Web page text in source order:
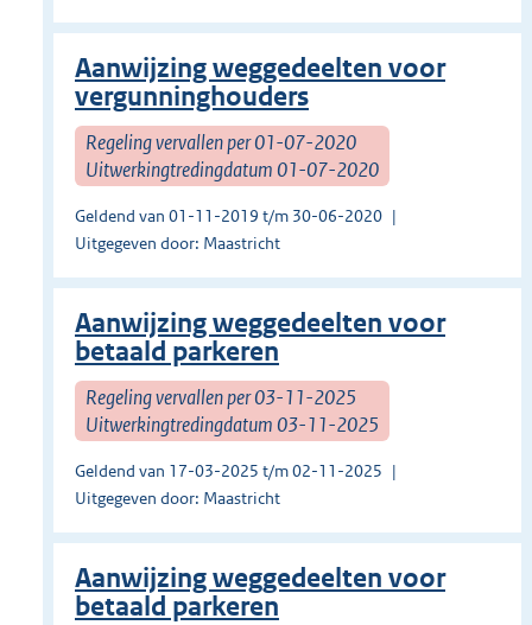
Aanwijzing weggedeelten voor
vergunninghouders
Regeling vervallen per 01-07-2020
Uitwerkingtredingdatum 01-07-2020
Geldend van 01-11-2019 t/m 30-06-2020
Uitgegeven door: Maastricht
Aanwijzing weggedeelten voor
betaald parkeren
Regeling vervallen per 03-11-2025
Uitwerkingtredingdatum 03-11-2025
Geldend van 17-03-2025 t/m 02-11-2025
Uitgegeven door: Maastricht
Aanwijzing weggedeelten voor
betaald parkeren